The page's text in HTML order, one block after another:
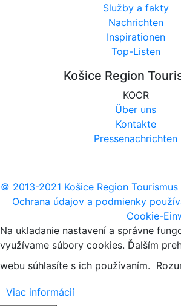
Služby a fakty
Nachrichten
Inspirationen
Top-Listen
Košice Region
KOCR
Über uns
Kontakte
Pressenachrichten
© 2013-2021 Košice Region Tourismus
Ochrana údajov a podmienky
Cookie-
Na ukladanie nastavení a správne
využívame súbory cookies. Ďalším
webu súhlasíte s ich používaním.
Viac informácií